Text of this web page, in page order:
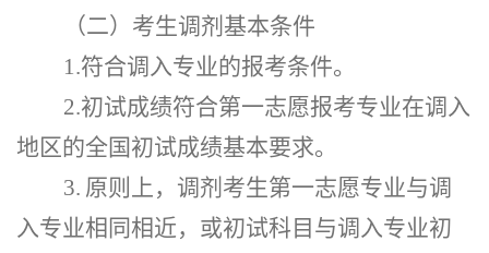
（二）考生调剂基本条件
1.符合调入专业的报考条件。
2.初试成绩符合第一志愿报考专业在调入
地区的全国初试成绩基本要求。
3. 原则上，调剂考生第一志愿专业与调
入专业相同相近，或初试科目与调入专业初